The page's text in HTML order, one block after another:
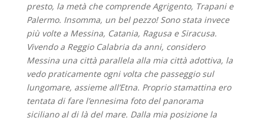
presto, la metà che comprende Agrigento, Trapani e
Palermo. Insomma, un bel pezzo! Sono stata invece
più volte a Messina, Catania, Ragusa e Siracusa.
Vivendo a Reggio Calabria da anni, considero
Messina una città parallela alla mia città adottiva, la
vedo praticamente ogni volta che passeggio sul
lungomare, assieme all’Etna. Proprio stamattina ero
tentata di fare l’ennesima foto del panorama
siciliano al di là del mare. Dalla mia posizione la